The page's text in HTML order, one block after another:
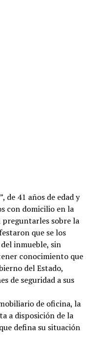
de 41 años de edad y
con domicilio en la
preguntarles sobre la
que se los
inmueble, sin
conocimiento que
del Estado,
de seguridad a sus
de oficina, la
a disposición de la
defina su situación